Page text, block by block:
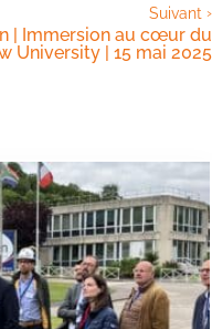
Suivant ›
| Immersion au cœur du
University | 15 mai 2025